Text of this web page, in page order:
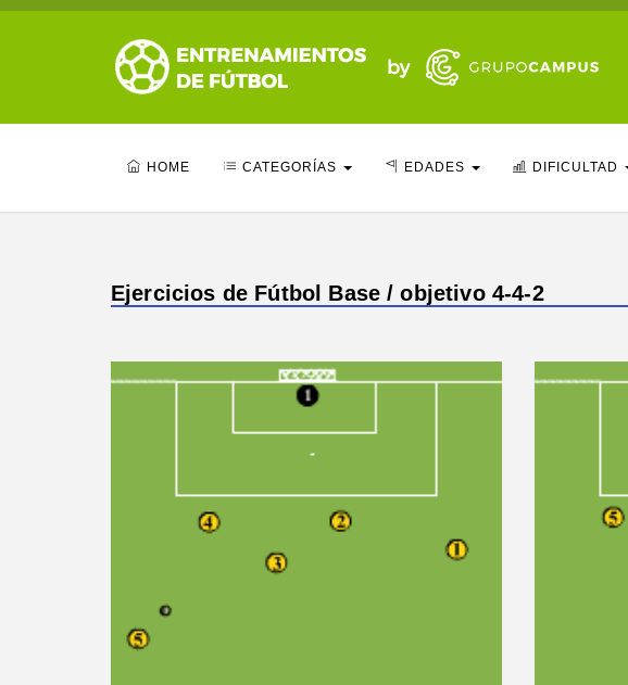
HOME CATEGORÍAS EDADES DIFICULTAD
Ejercicios de Fútbol Base / objetivo 4-4-2